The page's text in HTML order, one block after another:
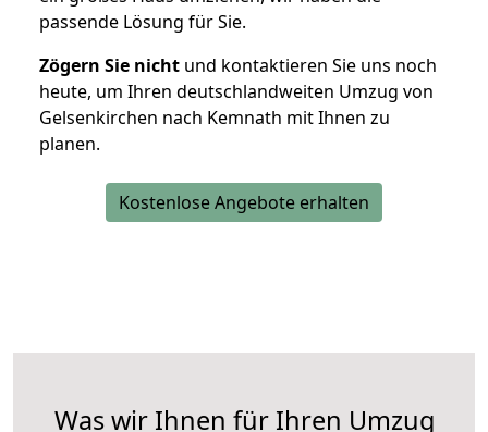
passende Lösung für Sie.
Zögern Sie nicht und kontaktieren Sie uns noch
heute, um Ihren deutschlandweiten Umzug von
Gelsenkirchen nach Kemnath mit Ihnen zu
planen.
Kostenlose Angebote erhalten
Was wir Ihnen für Ihren Umzug